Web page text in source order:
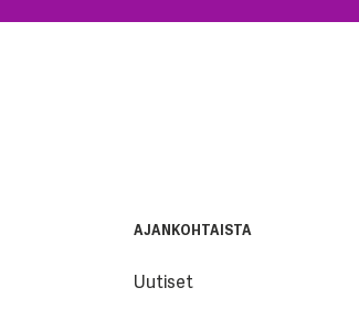
AJANKOHTAISTA
Uutiset